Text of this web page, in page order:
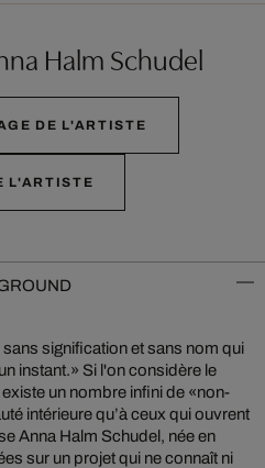
Halm Schudel
DE L'ARTISTE
L'ARTISTE
signification et sans nom qui
instant.» Si l'on considère le
un nombre infini de «non-
intérieure qu’à ceux qui ouvrent
Anna Halm Schudel, née en
sur un projet qui ne connaît ni